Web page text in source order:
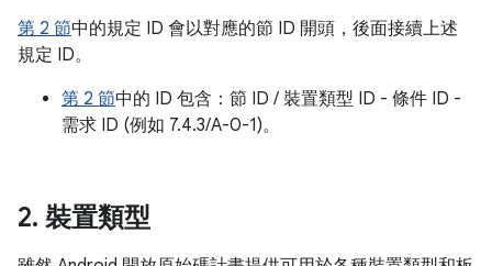
第 2 節中的規定 ID 會以對應的節 ID 開頭，後面接續上述
規定 ID。
第 2 節中的 ID 包含：節 ID / 裝置類型 ID - 條件 ID -
需求 ID (例如 7.4.3/A-0-1)。
2. 裝置類型